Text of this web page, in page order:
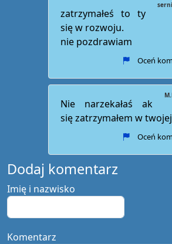
zatrzymałeś to ty
się w rozwoju.
nie pozdrawiam
Oceń
Nie narzekałaś ak
się zatrzymałem w
Oceń
Dodaj komentarz
Imię i nazwisko
Komentarz